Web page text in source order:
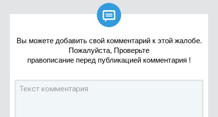

Вы можете добавить свой комментарий к этой жалобе.
Пожалуйста, Проверьте
правописание перед публикацией комментария !